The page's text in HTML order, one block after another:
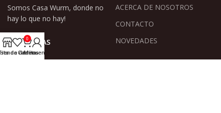
Somos Casa Wurm, donde no
hay lo que no hay!
CATEGORÍAS
ACERCA DE NOSOTROS
CONTACTO
NOVEDADES
de deseos
0
Carrito
Mi cuenta